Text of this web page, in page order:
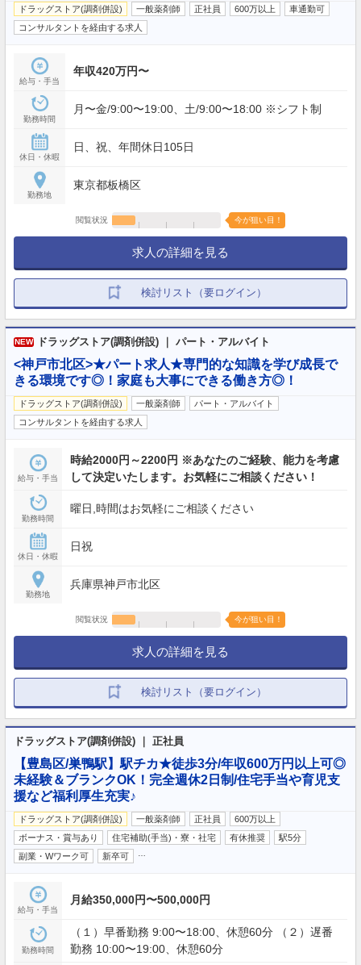
ドラッグストア(調剤併設) 一般薬剤師 正社員 600万以上
車通勤可
コンサルタントを経由する求人
給与・手当
年収420万円〜
勤務時間
月〜金/9:00〜19:00、土/9:00〜18:00 ※シフト制
休日・休暇
日、祝、年間休日105日
勤務地
東京都板橋区
閲覧状況 今が狙い目！
求人の詳細を見る
検討リスト（要ログイン）
NEW ドラッグストア(調剤併設) ｜ パート・アルバイト
<神戸市北区>★パート求人★専門的な知識を学び成長で
きる環境です◎！家庭も大事にできる働き方◎！
ドラッグストア(調剤併設) 一般薬剤師
パート・アルバイト
コンサルタントを経由する求人
給与・手当
時給2000円～2200円 ※あなたのご経験、能力を考慮
して決定いたします。お気軽にご相談ください！
勤務時間
曜日,時間はお気軽にご相談ください
休日・休暇
日祝
勤務地
兵庫県神戸市北区
閲覧状況 今が狙い目！
求人の詳細を見る
検討リスト（要ログイン）
ドラッグストア(調剤併設) ｜ 正社員
【豊島区/巣鴨駅】駅チカ★徒歩3分/年収600万円以上可◎
未経験＆ブランクOK！完全週休2日制/住宅手当や育児支
援など福利厚生充実♪
ドラッグストア(調剤併設) 一般薬剤師 正社員
600万以上
ボーナス・賞与あり
住宅補助(手当)・寮・社宅 有休推奨
駅5分
副業・Wワーク可
新卒可
給与・手当
月給350,000円〜500,000円
勤務時間
（１）早番勤務 9:00〜18:00、休憩60分 （２）遅番
勤務 10:00〜19:00、休憩60分